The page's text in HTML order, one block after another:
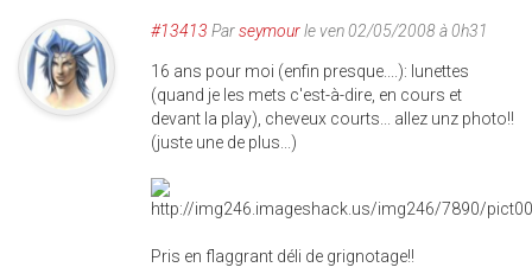
#13413 Parseymourle ven 02/05/2008 à 0h31
16 ans pour moi (enfin presque....): lunettes
(quand je les mets c'est-à-dire, en cours et
devant la play), cheveux courts... allez unz photo!!
(juste une de plus...)
Pris en flaggrant déli de grignotage!!